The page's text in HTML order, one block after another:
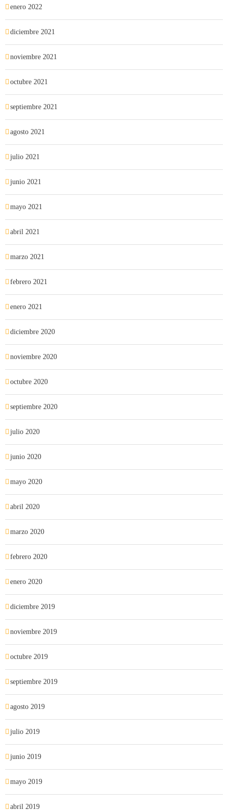
enero 2022
diciembre 2021
noviembre 2021
octubre 2021
septiembre 2021
agosto 2021
julio 2021
junio 2021
mayo 2021
abril 2021
marzo 2021
febrero 2021
enero 2021
diciembre 2020
noviembre 2020
octubre 2020
septiembre 2020
julio 2020
junio 2020
mayo 2020
abril 2020
marzo 2020
febrero 2020
enero 2020
diciembre 2019
noviembre 2019
octubre 2019
septiembre 2019
agosto 2019
julio 2019
junio 2019
mayo 2019
abril 2019